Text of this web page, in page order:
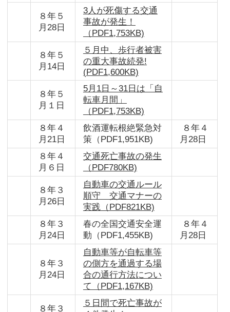
８年５
月28日
3人が死傷する交通
事故が発生！
（PDF1,753KB)
８年５
月14日
５月中、歩行者被害
の重大事故続発!
(PDF1,600KB)
８年５
月１日
5月1日～31日は「自
転車月間」
（PDF1,753KB)
８年４
月21日
飲酒運転根絶緊急対
策（PDF1,951KB)
８年４
月28日
８年４
月６日
交通死亡事故の発生
（PDF780KB)
８年３
月26日
自動車の交通ルール
順守 交通マナーの
実践（PDF821KB)
８年３
月24日
春の全国交通安全運
動（PDF1,455KB)
８年４
月28日
８年３
月24日
自動車等が自転車等
の側方を通過する場
合の通行方法につい
て（PDF1,167KB)
８年３
５日間で死亡事故が